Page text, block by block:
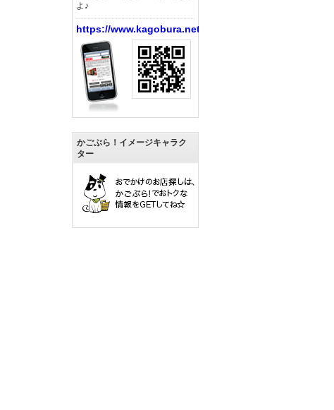
よ♪
https://www.kagobura.net/
かごぶら！イメージキャラク
ター